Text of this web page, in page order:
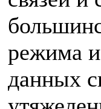
режима и
данных